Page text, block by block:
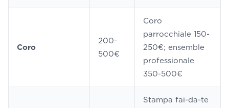
Coro
200-
500€
Coro
parrocchiale 150-
250€; ensemble
professionale
350-500€
Stampa fai-da-te